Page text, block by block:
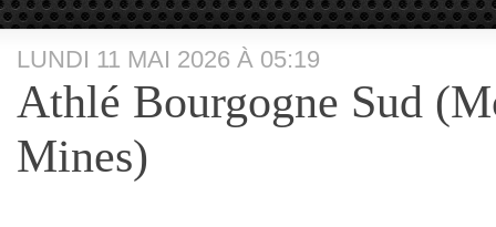
LUNDI 11 MAI 2026 À 05:19
Athlé Bourgogne Sud
Mines)